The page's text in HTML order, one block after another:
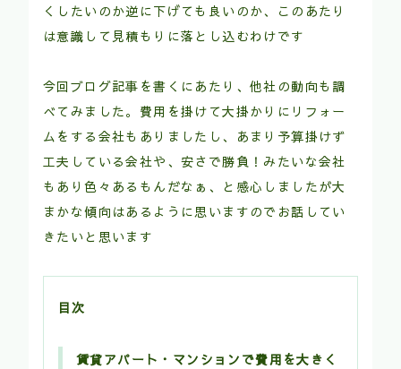
くしたいのか逆に下げても良いのか、このあたり
は意識して見積もりに落とし込むわけです
今回ブログ記事を書くにあたり、他社の動向も調
べてみました。費用を掛けて大掛かりにリフォー
ムをする会社もありましたし、あまり予算掛けず
工夫している会社や、安さで勝負！みたいな会社
もあり色々あるもんだなぁ、と感心しましたが大
まかな傾向はあるように思いますのでお話してい
きたいと思います
目次
賃貸アパート・マンションで費用を大きく